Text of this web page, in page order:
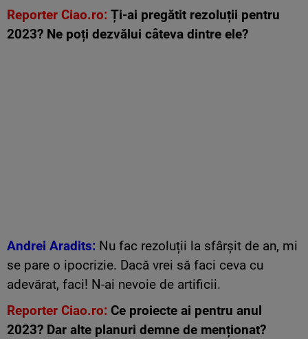
Reporter Ciao.ro: Ți-ai pregătit rezoluții pentru
2023? Ne poți dezvălui câteva dintre ele?
Andrei Aradits: Nu fac rezoluții la sfârșit de an, mi
se pare o ipocrizie. Dacă vrei să faci ceva cu
adevărat, faci! N-ai nevoie de artificii.
Reporter Ciao.ro: Ce proiecte ai pentru anul
2023? Dar alte planuri demne de menționat?